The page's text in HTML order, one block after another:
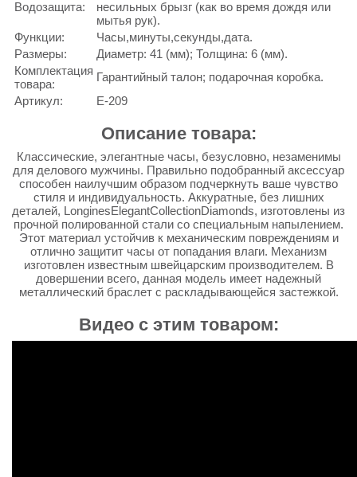
Водозащита:
несильных брызг (как во время дождя или
мытья рук).
Функции:
Часы,минуты,секунды,дата.
Размеры:
Диаметр: 41 (мм); Толщина: 6 (мм).
Комплектация
товара:
Гарантийный талон; подарочная коробка.
Артикул:
E-209
Описание товара:
Классические, элегантные часы, безусловно, незаменимы
для делового мужчины. Правильно подобранный аксессуар
способен наилучшим образом подчеркнуть ваше чувство
стиля и индивидуальность. Аккуратные, без лишних
деталей, LonginesElegantCollectionDiamonds, изготовлены из
прочной полированной стали со специальным напылением.
Этот материал устойчив к механическим повреждениям и
отлично защитит часы от попадания влаги. Механизм
изготовлен известным швейцарским производителем. В
довершении всего, данная модель имеет надежный
металлический браслет с раскладывающейся застежкой.
Видео с этим товаром: